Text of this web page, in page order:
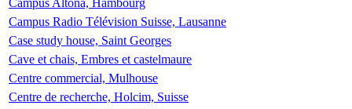
Campus Altona, Hambourg
Campus Radio Télévision Suisse, Lausanne
Case study house, Saint Georges
Cave et chais, Embres et castelmaure
Centre commercial, Mulhouse
Centre de recherche, Holcim, Suisse